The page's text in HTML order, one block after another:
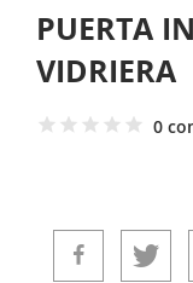
PUERTA
VIDRIERA
0